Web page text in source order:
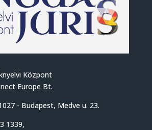
Központ
Europe Bt.
- Budapest, Medve u. 23.
1339,